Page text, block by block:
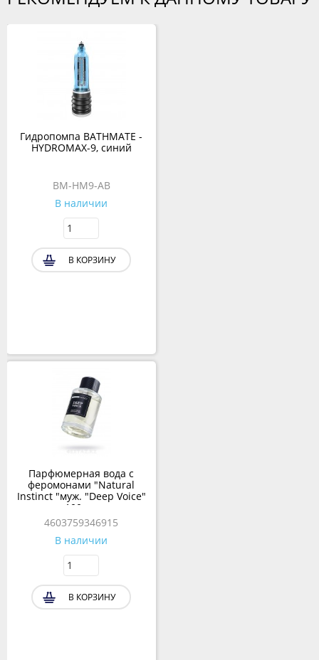
Гидропомпа BATHMATE -
HYDROMAX-9, синий
BM-HM9-AB
В наличии
В КОРЗИНУ
Парфюмерная вода с
феромонами "Natural
Instinct "муж. "Deep Voice"
100 мл
4603759346915
В наличии
В КОРЗИНУ